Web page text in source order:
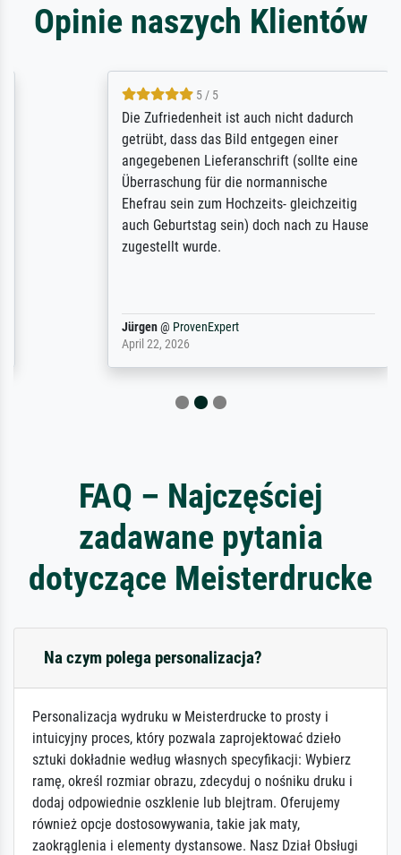
Opinie naszych Klientów
5 / 5
Die Zufriedenheit ist auch nicht dadurch
getrübt, dass das Bild entgegen einer
angegebenen Lieferanschrift (sollte eine
Überraschung für die normannische
Ehefrau sein zum Hochzeits- gleichzeitig
auch Geburtstag sein) doch nach zu Hause
zugestellt wurde.
@ProvenExpert
April 22, 2026
FAQ – Najczęściej
zadawane pytania
dotyczące Meisterdrucke
Na czym polega personalizacja?
Personalizacja wydruku w Meisterdrucke to prosty i
intuicyjny proces, który pozwala zaprojektować dzieło
sztuki dokładnie według własnych specyfikacji: Wybierz
ramę, określ rozmiar obrazu, zdecyduj o nośniku druku i
dodaj odpowiednie oszklenie lub blejtram. Oferujemy
również opcje dostosowywania, takie jak maty,
zaokrąglenia i elementy dystansowe. Nasz Dział Obsługi